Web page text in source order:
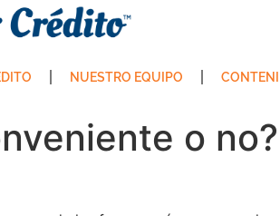
NUESTRO EQUIPO
o no?